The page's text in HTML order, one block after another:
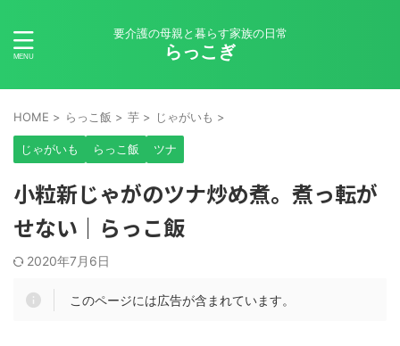
要介護の母親と暮らす家族の日常
らっこぎ
HOME > らっこ飯 > 芋 > じゃがいも >
じゃがいも らっこ飯 ツナ
小粒新じゃがのツナ炒め煮。煮っ転が
せない｜らっこ飯
2020年7月6日
このページには広告が含まれています。